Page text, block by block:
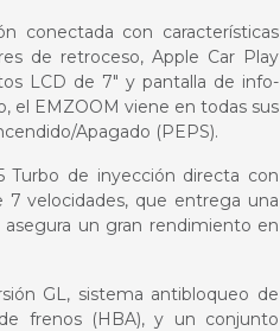
conectada con características
de retroceso, Apple Car Play
LCD de 7″ y pantalla de info-
el EMZOOM viene en todas sus
Apagado (PEPS).
Turbo de inyección directa con
velocidades, que entrega una
un gran rendimiento en
GL, sistema antibloqueo de
frenos (HBA), y un conjunto